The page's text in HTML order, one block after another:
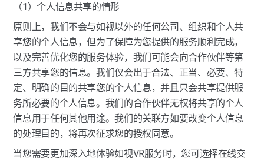
（1）个人信息共享的情形
原则上，我们不会与如视以外的任何公司、组织和个人共
享您的个人信息，但为了保障为您提供的服务顺利完成，
以及完善优化您的服务体验，我们可能会向合作伙伴等第
三方共享您的信息。我们仅会出于合法、正当、必要、特
定、明确的目的共享您的个人信息，并且只会共享提供服
务所必要的个人信息。我们的合作伙伴无权将共享的个人
信息用于任何其他用途。我们的关联方如要改变个人信息
的处理目的，将再次征求您的授权同意。
当您需要更加深入地体验如视VR服务时，您可选择在线交